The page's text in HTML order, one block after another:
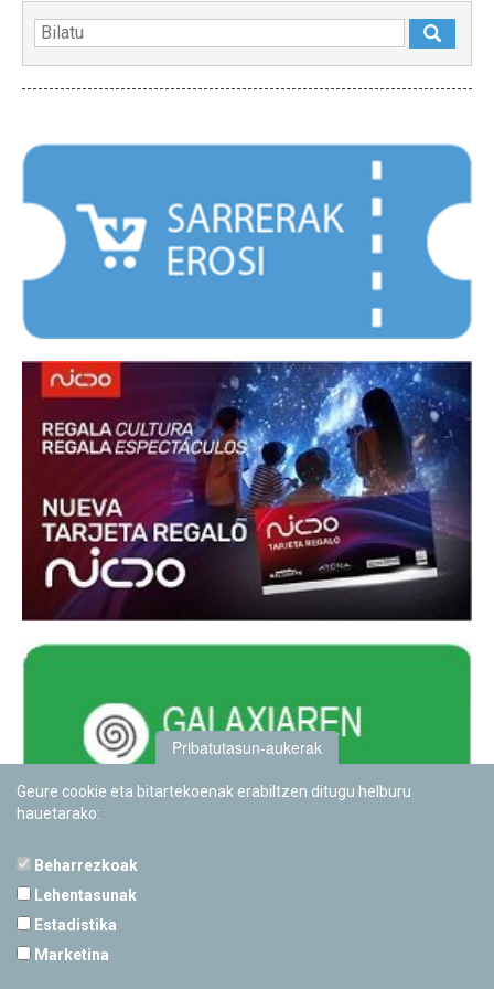
Pribatutasun-aukerak
Geure cookie eta bitartekoenak erabiltzen ditugu helburu
hauetarako:
Beharrezkoak
Lehentasunak
Estadistika
Marketina